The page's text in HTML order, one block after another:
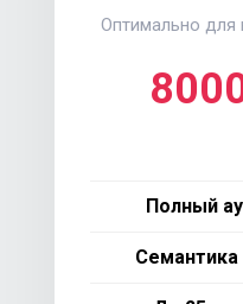
Оптимально для
Полный